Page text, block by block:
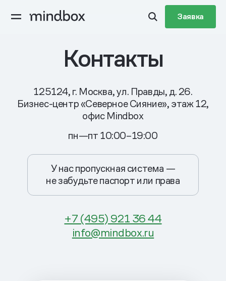
Заявка
Контакты
125124, г. Москва, ул. Правды, д. 26.
Бизнес-центр «Северное Сияние», этаж 12,
офис Mindbox
пн—пт 10:00–19:00
У нас пропускная система —
не забудьте паспорт или права
+7 (495) 921 36 44
info@mindbox.ru